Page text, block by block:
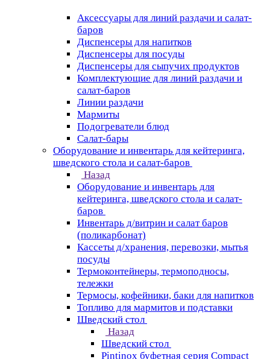
Аксессуары для линий раздачи и салат-
баров
Диспенсеры для напитков
Диспенсеры для посуды
Диспенсеры для сыпучих продуктов
Комплектующие для линий раздачи и
салат-баров
Линии раздачи
Мармиты
Подогреватели блюд
Салат-бары
Оборудование и инвентарь для кейтеринга,
шведского стола и салат-баров
Назад
Оборудование и инвентарь для
кейтеринга, шведского стола и салат-
баров
Инвентарь д/витрин и салат баров
(поликарбонат)
Кассеты д/хранения, перевозки, мытья
посуды
Термоконтейнеры, термоподносы,
тележки
Термосы, кофейники, баки для напитков
Топливо для мармитов и подставки
Шведский стол
Назад
Шведский стол
Pintinox буфетная серия Compact